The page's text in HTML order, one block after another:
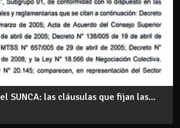
SUNCA: las cláusulas que fijan las...